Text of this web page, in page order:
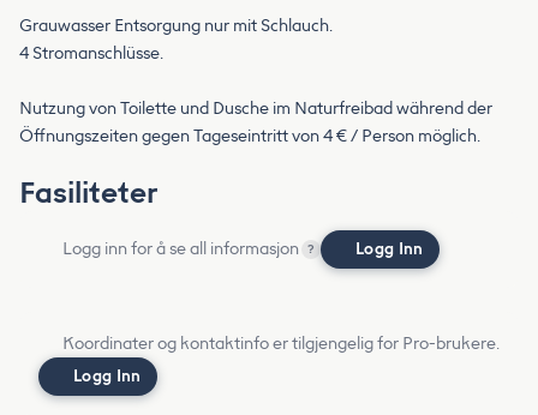
Grauwasser Entsorgung nur mit Schlauch.
4 Stromanschlüsse.
Nutzung von Toilette und Dusche im Naturfreibad während der
Öffnungszeiten gegen Tageseintritt von 4 € / Person möglich.
Fasiliteter
Logg inn for å se all informasjon ? Logg Inn
Koordinater og kontaktinfo er tilgjengelig for Pro-brukere.
Logg Inn